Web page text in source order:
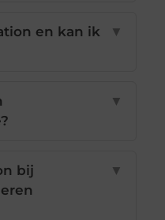
en kan ik
▼
▼
bij
▼